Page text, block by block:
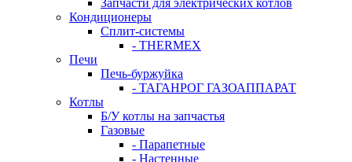
Запчасти для электрических котлов
Кондиционеры
Сплит-системы
- THERMEX
Печи
Печь-буржуйка
- ТАГАНРОГ ГАЗОАППАРАТ
Котлы
Б/У котлы на запчастья
Газовые
- Парапетные
- Настенные